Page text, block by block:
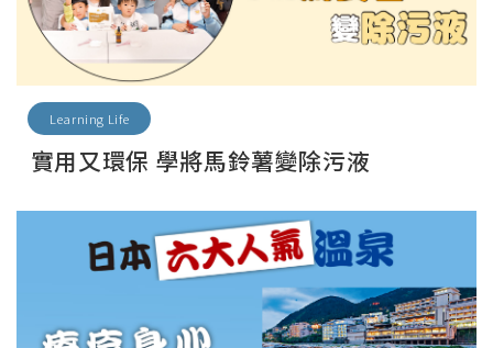
Learning Life
實用又環保 學將馬鈴薯變除污液